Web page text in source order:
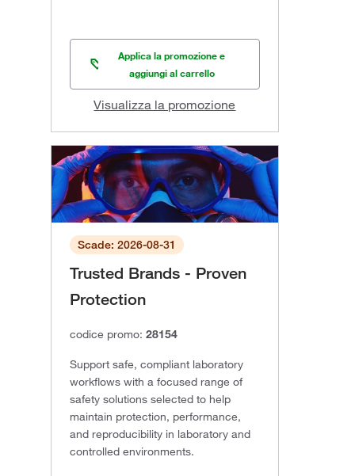
Applica la promozione e
aggiungi al carrello
Visualizza la promozione
Scade: 2026-08-31
Trusted Brands - Proven
Protection
codice promo: 28154
Support safe, compliant laboratory
workflows with a focused range of
safety solutions selected to help
maintain protection, performance,
and reproducibility in laboratory and
controlled environments.